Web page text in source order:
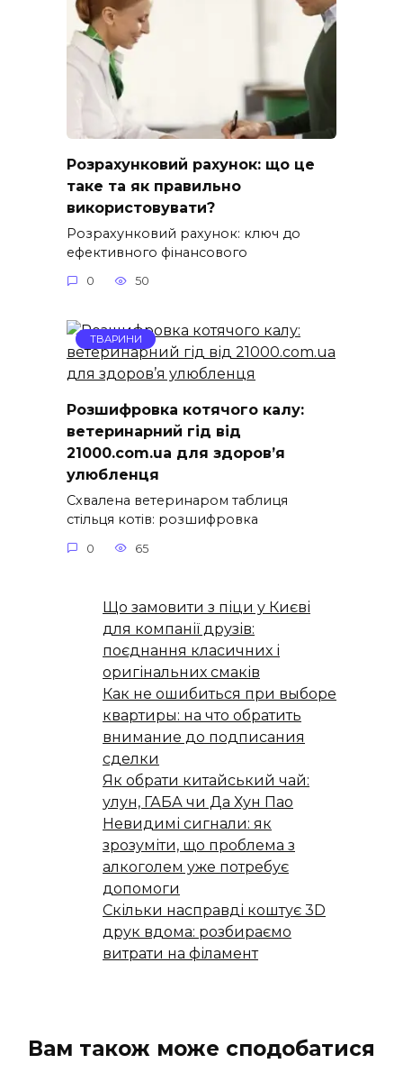
Розрахунковий рахунок: що це
таке та як правильно
використовувати?
Розрахунковий рахунок: ключ до
ефективного фінансового
0 50
ТВАРИНИ
Розшифровка котячого калу:
ветеринарний гід від
21000.com.ua для здоров’я
улюбленця
Схвалена ветеринаром таблиця
стільця котів: розшифровка
0 65
Що замовити з піци у Києві
для компанії друзів:
поєднання класичних і
оригінальних смаків
Как не ошибиться при выборе
квартиры: на что обратить
внимание до подписания
сделки
Як обрати китайський чай:
улун, ГАБА чи Да Хун Пао
Невидимі сигнали: як
зрозуміти, що проблема з
алкоголем уже потребує
допомоги
Скільки насправді коштує 3D
друк вдома: розбираємо
витрати на філамент
Вам також може сподобатися